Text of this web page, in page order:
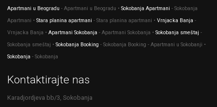
Apartmani u Beogradu - Apartmani u Beogradu • Sokobanja Apartmani - Sokobanja
Apartmani • Stara planina apartmani - Stara planina apartmani • Vrnjacka Banja -
Vrnjacka Banja • Apartmani Sokobanja - Apartmani Sokobanja • Sokobanja smeštaj -
Sokobanja smeštaj • Sokobanja Booking - Sokobanja Booking - Apartmani u Sokobanji •
Sokobanja - Sokobanja
Kontaktirajte nas
Karadjordjeva bb/3, Sokobanja